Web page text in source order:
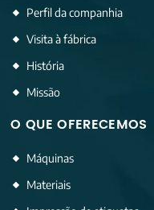
Perfil da companhia
Visita à fábrica
História
Missão
O QUE OFERECEMOS
Máquinas
Materiais